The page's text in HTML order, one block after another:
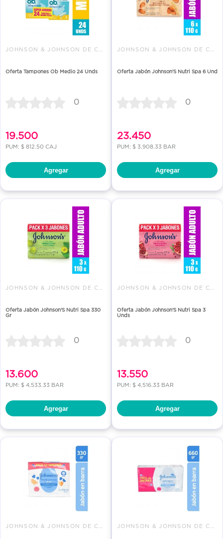
Oferta Tampones Ob Medio 24 Unds
0
19.500
PUM: $ 812.50 CAJ
Agregar
Oferta Jabón Johnson'S Nutri Spa 6 Und
0
23.450
PUM: $ 3,908.33 BAR
Agregar
Oferta Jabón Johnson'S Nutri Spa 330
Gr
0
13.600
PUM: $ 4,533.33 BAR
Agregar
Oferta Jabón Johnson'S Nutri Spa 3
Unds
0
13.550
PUM: $ 4,516.33 BAR
Agregar